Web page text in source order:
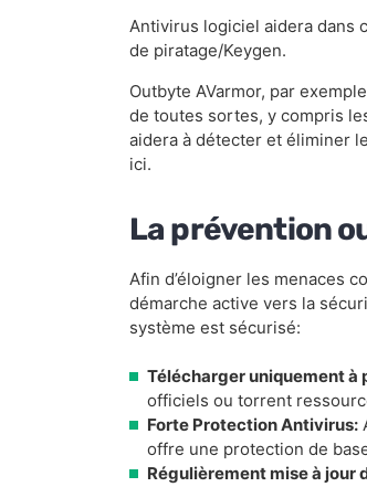
Antivirus logiciel aidera dans
de piratage/Keygen.
Outbyte AVarmor, par
de toutes sortes, y compris
aidera à détecter et éliminer
ici.
La prévention
Afin d’éloigner les menaces
démarche active vers la
système est sécurisé:
Télécharger uniquement à
officiels ou torrent
Forte Protection Antivirus:
offre une protection de
Régulièrement mise à jour